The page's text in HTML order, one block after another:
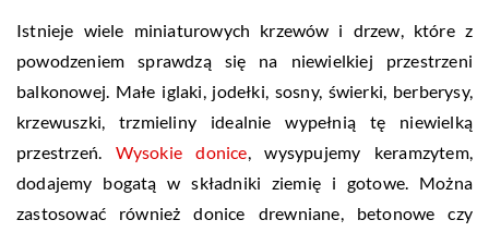
Istnieje wiele miniaturowych krzewów i drzew, które z
powodzeniem sprawdzą się na niewielkiej przestrzeni
balkonowej. Małe iglaki, jodełki, sosny, świerki, berberysy,
krzewuszki, trzmieliny idealnie wypełnią tę niewielką
przestrzeń. Wysokie donice, wysypujemy keramzytem,
dodajemy bogatą w składniki ziemię i gotowe. Można
zastosować również donice drewniane, betonowe czy